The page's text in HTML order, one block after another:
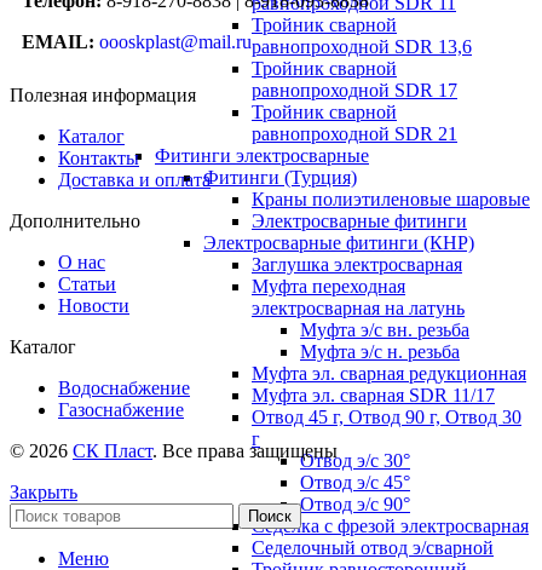
Тройник сварной
равнопроходной SDR 13,6
Тройник сварной
равнопроходной SDR 17
Тройник сварной
равнопроходной SDR 21
Фитинги электросварные
Фитинги (Турция)
Краны полиэтиленовые шаровые
Электросварные фитинги
Электросварные фитинги (КНР)
Заглушка электросварная
Муфта переходная
электросварная на латунь
Муфта э/с вн. резьба
Муфта э/с н. резьба
Муфта эл. cварная редукционная
Муфта эл. сварная SDR 11/17
Отвод 45 г, Отвод 90 г, Отвод 30
г
Отвод э/с 30°
Отвод э/с 45°
Отвод э/с 90°
Седелка с фрезой электросварная
Седелочный отвод э/сварной
EMAIL: oooskplast@mail.ru
Полезная информация
Каталог
Контакты
Доставка и оплата
Дополнительно
О нас
Статьи
Новости
Каталог
Водоснабжение
Газоснабжение
© 2026 СК Пласт. Все права защищены
Закрыть
Поиск
Меню